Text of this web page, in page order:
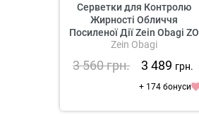
Серветки для Контролю
Жирності Обличчя
Посиленої Дії Zein Obagi ZO
Skin Health Oil Control Pads
Zein Obagi
3 560грн. 3 489 грн.
+ 174 бонуси